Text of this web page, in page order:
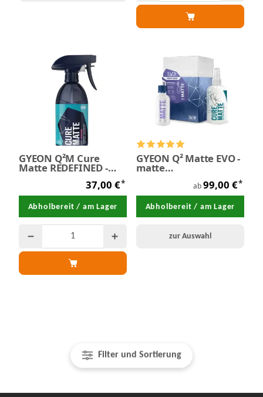
Filter und Sortierung
GYEON Q²M Cure
Matte REDEFINED -
matte Oberflächen
500 ml
37,00 €*
Abholbereit / am Lager
GYEON Q² Matte EVO -
matte
ab 99,00 €*
Abholbereit / am Lager
zur Auswahl